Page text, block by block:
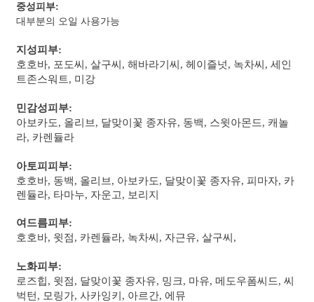
중성피부:
대부분의 오일 사용가능
지성피부:
호호바, 포도씨, 살구씨, 해바라기씨, 헤이즐넛, 녹차씨, 세인
트존스워트, 미강
민감성피부:
아보카도, 올리브, 달맞이꽃 종자유, 동백, 스윗아몬드, 캐놀
라, 카렌듈라
아토피피부:
호호바, 동백, 올리브, 아보카도, 달맞이꽃 종자유, 피마자, 카
렌듈라, 타마누, 자운고, 보리지
여드름피부:
호호바, 윗점, 카렌듈라, 녹차씨, 자근유, 살구씨,
노화피부:
로즈힙, 윗점, 달맞이꽃 종자유, 밍크, 마유, 메도우폼씨드, 씨
벅턴, 모링가, 사카잉키, 아르간, 에뮤